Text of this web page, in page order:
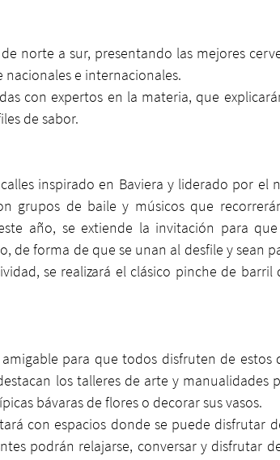
norte a sur, presentando las mejores
nacionales e internacionales.
con expertos en la materia, que
de sabor.
inspirado en Baviera y liderado por el
grupos de baile y músicos que
año, se extiende la invitación para
de forma de que se unan al desfile y sean
se realizará el clásico pinche de barril
para que todos disfruten de estos
los talleres de arte y manualidades
bávaras de flores o decorar sus vasos.
con espacios donde se puede disfrutar
podrán relajarse, conversar y disfrutar